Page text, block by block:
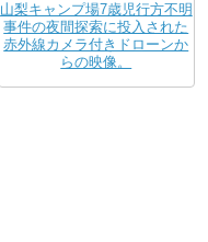
山梨キャンプ場7歳児行方不明
事件の夜間探索に投入された
赤外線カメラ付きドローンか
らの映像。